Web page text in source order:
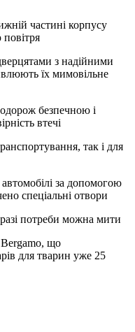
частині корпусу
з надійними
їх мимовільне
безпечною і
втечі
так і для
за допомогою
спеціальні отвори
разі потреби можна мити
Bergamo, що
для тварин уже 25